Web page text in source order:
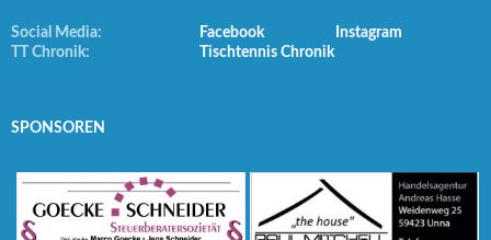
Social Media: Facebook
Instagram
TT Chronik:
Tischtennis Chronik
SPONSOREN